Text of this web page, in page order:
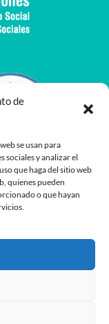
de
se usan para
sociales y analizar el
que haga del sitio web
quienes pueden
o que hayan